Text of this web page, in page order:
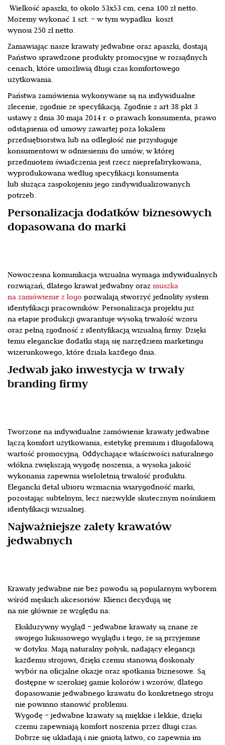
Wielkość apaszki, to około 53x53 cm, cena 100 zł netto.
Możemy wykonać 1 szt. – w tym wypadku koszt
wynosi 250 zł netto.
Zamawiając nasze krawaty jedwabne oraz apaszki, dostają
Państwo sprawdzone produkty promocyjne w rozsądnych
cenach, które umożliwią długi czas komfortowego
użytkowania.
Państwa zamówienia wykonywane są na indywidualne
zlecenie, zgodnie ze specyfikacją. Zgodnie z art 38 pkt 3
ustawy z dnia 30 maja 2014 r. o prawach konsumenta, prawo
odstąpienia od umowy zawartej poza lokalem
przedsiębiorstwa lub na odległość nie przysługuje
konsumentowi w odniesieniu do umów, w której
przedmiotem świadczenia jest rzecz nieprefabrykowana,
wyprodukowana według specyfikacji konsumenta
lub służąca zaspokojeniu jego zindywidualizowanych
potrzeb.
Personalizacja dodatków biznesowych
dopasowana do marki
Nowoczesna komunikacja wizualna wymaga indywidualnych
rozwiązań, dlatego krawat jedwabny orazmuszka
na zamówienie z logo pozwalają stworzyć jednolity system
identyfikacji pracowników. Personalizacja projektu już
na etapie produkcji gwarantuje wysoką trwałość wzoru
oraz pełną zgodność z identyfikacją wizualną firmy. Dzięki
temu eleganckie dodatki stają się narzędziem marketingu
wizerunkowego, które działa każdego dnia.
Jedwab jako inwestycja w trwały
branding firmy
Tworzone na indywidualne zamówienie krawaty jedwabne
łączą komfort użytkowania, estetykę premium i długofalową
wartość promocyjną. Oddychające właściwości naturalnego
włókna zwiększają wygodę noszenia, a wysoka jakość
wykonania zapewnia wieloletnią trwałość produktu.
Elegancki detal ubioru wzmacnia wiarygodność marki,
pozostając subtelnym, lecz niezwykle skutecznym nośnikiem
identyfikacji wizualnej.
Najważniejsze zalety krawatów
jedwabnych
Krawaty jedwabne nie bez powodu są popularnym wyborem
wśród męskich akcesoriów. Klienci decydują się
na nie głównie ze względu na:
Ekskluzywny wygląd – jedwabne krawaty są znane ze
swojego luksusowego wyglądu i tego, że są przyjemne
w dotyku. Mają naturalny połysk, nadający elegancji
każdemu strojowi, dzięki czemu stanowią doskonały
wybór na oficjalne okazje oraz spotkania biznesowe. Są
dostępne w szerokiej gamie kolorów i wzorów, dlatego
dopasowanie jedwabnego krawatu do konkretnego stroju
nie powinno stanowić problemu.
Wygodę – jedwabne krawaty są miękkie i lekkie, dzięki
czemu zapewniają komfort noszenia przez długi czas.
Dobrze się układają i nie gniotą łatwo, co zapewnia im